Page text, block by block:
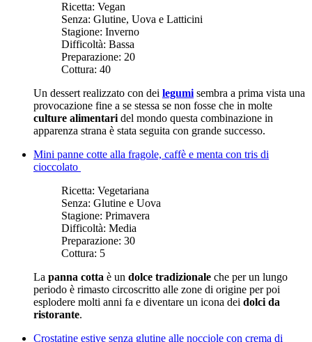
Ricetta: Vegan
Senza: Glutine, Uova e Latticini
Stagione: Inverno
Difficoltà: Bassa
Preparazione: 20
Cottura: 40
Un dessert realizzato con dei legumi sembra a prima vista una
provocazione fine a se stessa se non fosse che in molte
culture alimentari del mondo questa combinazione in
apparenza strana è stata seguita con grande successo.
Mini panne cotte alla fragole, caffè e menta con tris di
cioccolato
Ricetta: Vegetariana
Senza: Glutine e Uova
Stagione: Primavera
Difficoltà: Media
Preparazione: 30
Cottura: 5
La panna cotta è un dolce tradizionale che per un lungo
periodo è rimasto circoscritto alle zone di origine per poi
esplodere molti anni fa e diventare un icona dei dolci da
ristorante.
Crostatine estive senza glutine alle nocciole con crema di